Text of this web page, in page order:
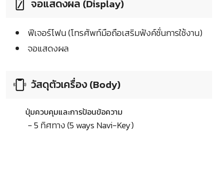
จอแสดงผล (Display)
ฟีเจอร์โฟน (โทรศัพท์มือถือเสริมฟังค์ชั่นการใช้งาน)
จอแสดงผล
วัสดุตัวเครื่อง (Body)
ปุ่มควบคุมและการป้อนข้อความ
- 5 ทิศทาง (5 ways Navi-Key)